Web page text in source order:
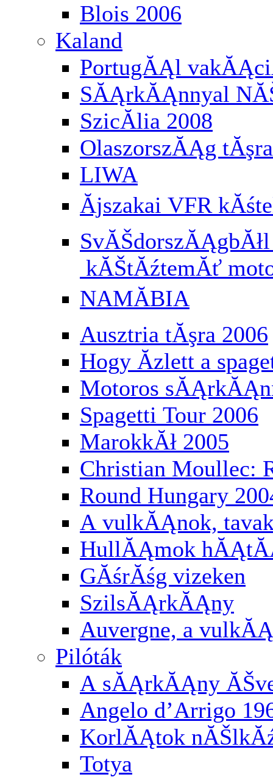
Blois 2006
Kaland
PortugĂĄl
SĂĄrkĂĄnnyal
SzicĂ­lia 2008
OlaszorszĂĄg
LIWA
Ăjszakai VFR
kĂŠtĂźtemĂť
NAMĂBIA
Ausztria tĂşra 2006
Hogy Ă­zlett a
Motoros
Spagetti Tour 2006
MarokkĂł 2005
Christian Moullec:
Round Hungary
A vulkĂĄnok,
HullĂĄmok
GĂśrĂśg vizeken
SzilsĂĄrkĂĄny
Auvergne, a
Pilóták
A sĂĄrkĂĄny
Angelo d’Arrigo
KorlĂĄtok
Totya